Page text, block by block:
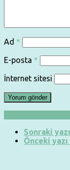
Ad *
E-posta *
İnternet sitesi
Sonraki yazı
Önceki yazı